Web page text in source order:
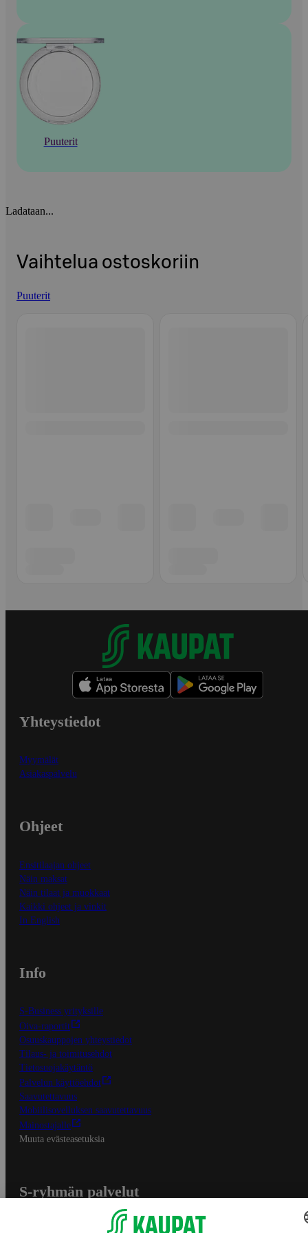
Puuterit
Ladataan...
Vaihtelua ostoskoriin
Puuterit
Yhteystiedot
Myymälät
Asiakaspalvelu
Ohjeet
Ensitilaajan ohjeet
Näin maksat
Näin tilaat ja muokkaat
Kaikki ohjeet ja vinkit
In English
Info
S-Business yrityksille
Oiva-raportit
Osuuskauppojen yhteystiedot
Tilaus- ja toimitusehdot
Tietosuojakäytäntö
Palvelun käyttöehdot
Saavutettavuus
Mobiilisovelluksen saavutettavuus
Mainostajalle
Muuta evästeasetuksia
S-ryhmän palvelut